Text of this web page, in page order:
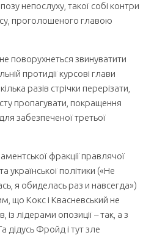
непослуху, такої собі контри
проголошеного главою
поворухнеться звинуватити
протидії курсові глави
разів стрічки перерізати,
пропагувати, покращення
забезпеченої третьої
фракції правлячої
української політики («Не
я обиделась раз и навсегда»)
що Кокс і Квасневський не
лідерами опозиції – так, а з
дідусь Фройд і тут зле